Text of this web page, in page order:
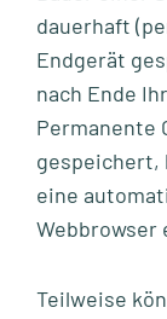
dauerhaft
Endgerät
nach Ende
Permanente
gespeichert,
eine
Webbrowser
Teilweise